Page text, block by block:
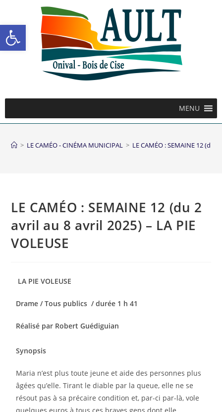
Ouvrir la barre d’outils
MENU
> LE CAMÉO - CINÉMA MUNICIPAL > LE CAMÉO : SEMAINE 12 (du
LE CAMÉO : SEMAINE 12 (du 2
avril au 8 avril 2025) – LA PIE
VOLEUSE
LA PIE VOLEUSE
Drame / Tous publics / durée 1 h 41
Réalisé par Robert Guédiguian
Synopsis
Maria n’est plus toute jeune et aide des personnes plus
âgées qu’elle. Tirant le diable par la queue, elle ne se
résout pas à sa précaire condition et, par-ci par-là, vole